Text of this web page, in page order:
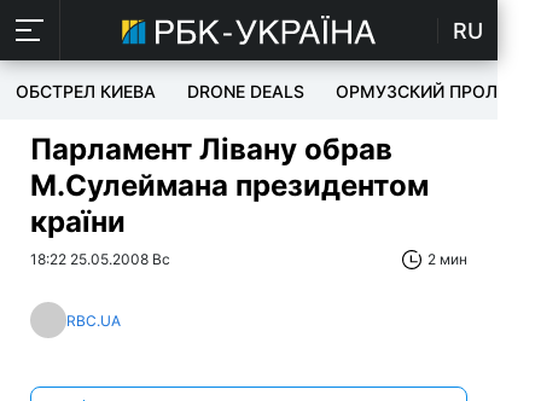
RU
ОБСТРЕЛ КИЕВА DRONE DEALS ОРМУЗСКИЙ ПРОЛИВ
Парламент Лівану обрав
М.Сулеймана президентом
країни
18:22 25.05.2008 Вс 2 мин
RBC.UA